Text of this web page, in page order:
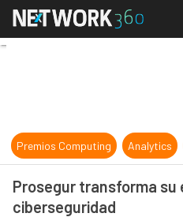
Premios Computing Analytics
Prosegur transforma su
ciberseguridad